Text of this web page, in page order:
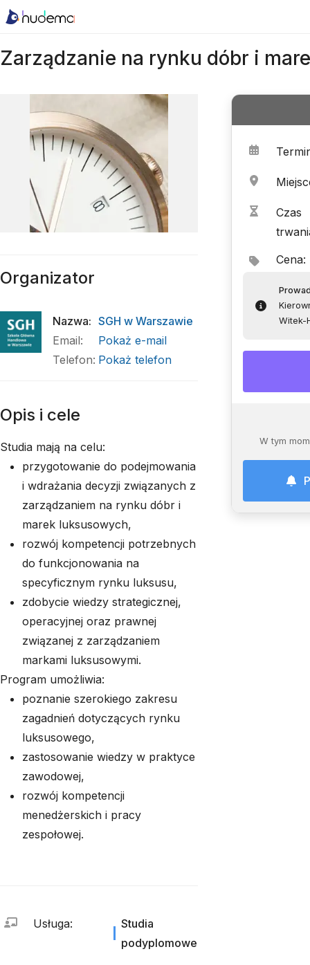
Zarządzanie na rynku dóbr i
Czas
Cena:
Witek-
W tym
Organizator
Nazwa: SGH w Warszawie
Email:
Pokaż e-mail
Telefon: Pokaż telefon
Opis i cele
Studia mają na celu:
przygotowanie do podejmowania
i wdrażania decyzji związanych z
zarządzaniem na rynku dóbr i
marek luksusowych,
rozwój kompetencji potrzebnych
do funkcjonowania na
specyficznym rynku luksusu,
zdobycie wiedzy strategicznej,
operacyjnej oraz prawnej
związanej z zarządzaniem
markami luksusowymi.
Program umożliwia:
poznanie szerokiego zakresu
zagadnień dotyczących rynku
luksusowego,
zastosowanie wiedzy w praktyce
zawodowej,
rozwój kompetencji
menedżerskich i pracy
zespołowej.
Usługa:
Studia
podyplomowe